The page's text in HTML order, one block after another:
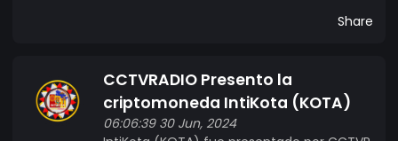
Share
CCTVRADIO Presento la
criptomoneda IntiKota (KOTA)
06:06:39 30 Jun, 2024